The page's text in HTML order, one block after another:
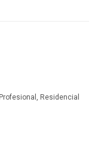
Residencial